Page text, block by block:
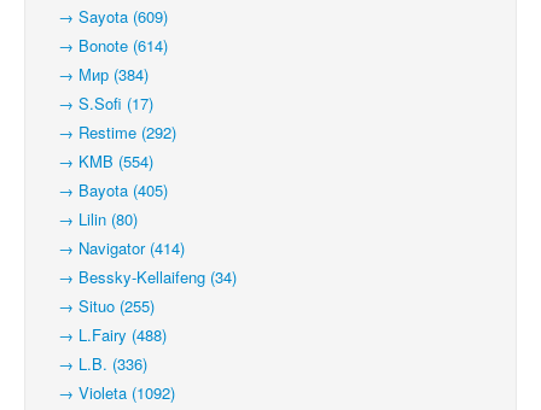
→ Sayota (609)
→ Bonote (614)
→ Мир (384)
→ S.Sofi (17)
→ Restime (292)
→ KMB (554)
→ Bayota (405)
→ Lilin (80)
→ Navigator (414)
→ Bessky-Kellaifeng (34)
→ Situo (255)
→ L.Fairy (488)
→ L.B. (336)
→ Violeta (1092)